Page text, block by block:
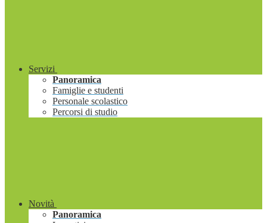
Servizi
Panoramica
Famiglie e studenti
Personale scolastico
Percorsi di studio
Novità
Panoramica